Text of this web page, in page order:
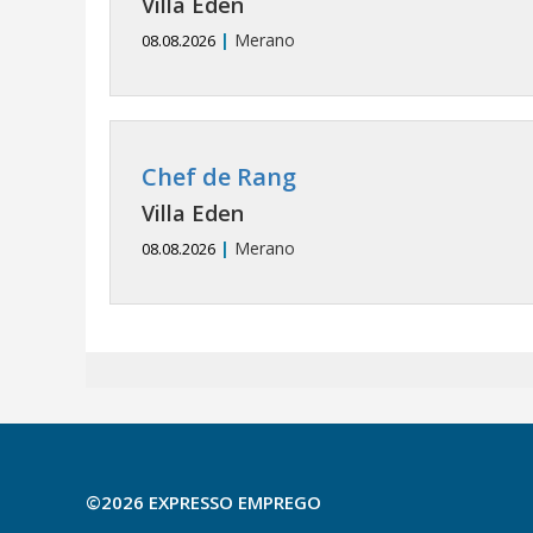
08.08.2026 | Merano
Chef de Rang
Villa Eden
08.08.2026 | Merano
©2026 EXPRESSO EMPREGO